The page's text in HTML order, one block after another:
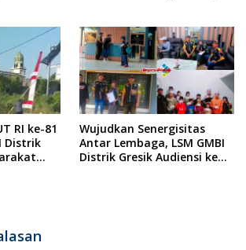
Menjelang Acara Sunatan
Massal dan Santunan Anak
Yatim
RI ke-81
Distrik
Wujudkan Senergisitas
Antar Lembaga, LSM GMBI
Distrik Gresik Audiensi ke